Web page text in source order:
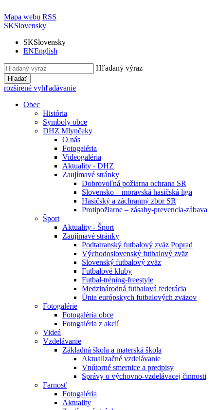
Mapa webu RSS
SKSlovensky
SKSlovensky
ENEnglish
Hľadaný výraz
Hľadať
rozšírené vyhľadávanie
Obec
História
Symboly obce
DHZ Mlynčeky
O nás
Fotogaléria
Videogaléria
Aktuality - DHZ
Zaujímavé stránky
Dobrovoľná požiarna ochrana SR
Slovensko – moravská hasičská liga
Hasičský a záchranný zbor SR
Protipožiarne – zásahy-prevencia-zábava
Šport
Aktuality - Šport
Zaujímavé stránky
Podtatranský futbalový zväz Poprad
Východoslovenský futbalový zväz
Slovenský futbalový zväz
Futbalové kluby
Futbal-tréning-freestyle
Medzinárodná futbalová federácia
Únia európskych futbalových zväzov
Fotogalérie
Fotogaléria obce
Fotogaléria z akcií
Videá
Vzdelávanie
Základná škola a materská škola
Aktualizačné vzdelávanie
Vnútorné smernice a predpisy
Správy o výchovno-vzdelávacej činnosti
Farnosť
Fotogaléria
Aktuality